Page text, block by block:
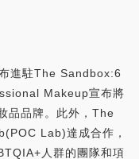
進駐The Sandbox:6
Makeup宣布將
品品牌。此外，The
Lab)達成合作，
人群的團隊和項